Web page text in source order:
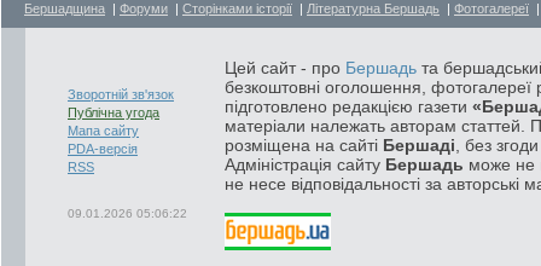
Бершадщина | Форуми | Сторінками історії | Літературна Бершадь | Фотогалереї
Зворотній зв'язок
Публічна угода
Мапа сайту
PDA-версія
RSS
09.01.2026 05:06:22
Цей сайт - про Бершадь та
безкоштовні оголошення, фотогалереї
підготовлено редакцією газети
матеріали належать авторам статтей.
розміщена на сайті Бершаді , без
Адміністрація сайту Бершадь може не
не несе відповідальності за авторські